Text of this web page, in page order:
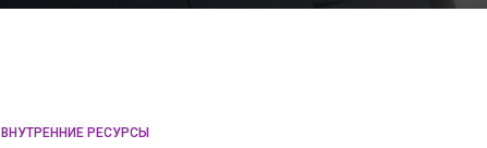
ВНУТРЕННИЕ РЕСУРСЫ